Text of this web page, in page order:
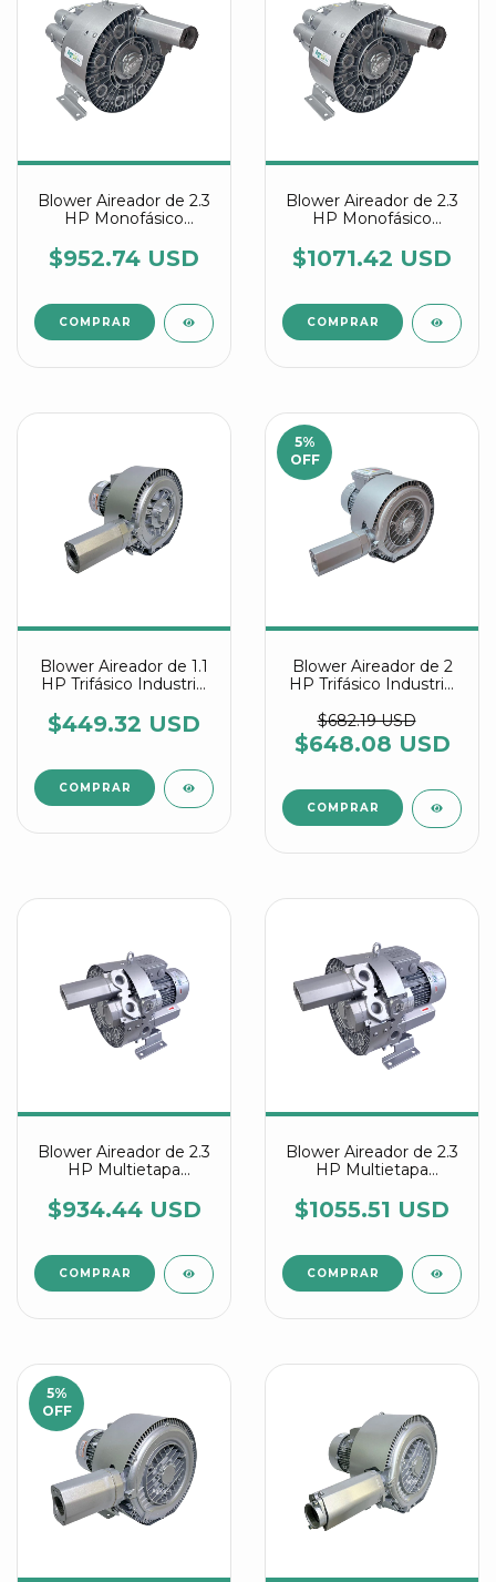
Blower Aireador de 2.3
HP Monofásico
referencia 4RB 220
0AV75-7
$952.74 USD
Blower Aireador de 2.3
HP Monofásico
referencia 4RB 320
0AV75-7
$1071.42 USD
Blower Aireador de 1.1
HP Trifásico Industrial
2RB 220 7AW26
$449.32 USD
5%
OFF
Blower Aireador de 2
HP Trifásico Industrial
2RB 320 1HP36 IE3
$682.19 USD
$648.08 USD
Blower Aireador de 2.3
HP Multietapa
Referencia 4RB 220
0AP56-1 IE3
$934.44 USD
Blower Aireador de 2.3
HP Multietapa
Referencia 4RB 320
0AP56-1 IE3
$1055.51 USD
5%
OFF